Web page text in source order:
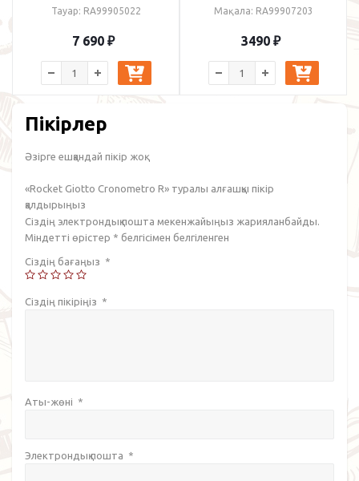
Тауар: RA99905022
7 690 ₽
Мақала: RA99907203
3490 ₽
Пікірлер
Әзірге ешқандай пікір жоқ.
«Rocket Giotto Cronometro R» туралы алғашқы пікір
қалдырыңыз
Сіздің электрондық пошта мекенжайыңыз жарияланбайды.
Міндетті өрістер * белгісімен белгіленген
Сіздің бағаңыз *
Сіздің пікіріңіз *
Аты-жөні *
Электрондық пошта *